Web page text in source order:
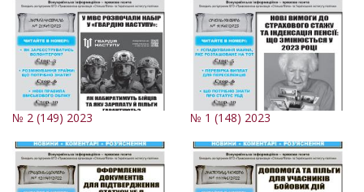
№ 2 (149) 2023 № 1 (148) 2023